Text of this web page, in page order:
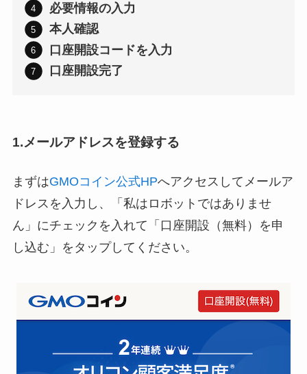
必要情報の入力
本人確認
口座開設コードを入力
口座開設完了
1.メールアドレスを登録する
まずはGMOコイン公式HPへアクセスしてメールア
ドレスを入力し、「私はロボットではありませ
ん」にチェックを入れて「口座開設（無料）を申
し込む」をタップしてください。